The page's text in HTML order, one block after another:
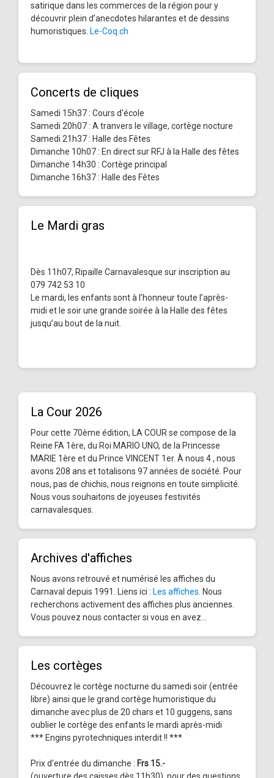
satirique dans les commerces de la région pour y
découvrir plein d’anecdotes hilarantes et de dessins
humoristiques. Le-Coq.ch
Concerts de cliques
Samedi 15h37 : Cours d'école
Samedi 20h07 : A tranvers le village, cortège nocture
Samedi 21h37 : Halle des Fêtes
Dimanche 10h07 : En direct sur RFJ à la Halle des fêtes
Dimanche 14h30 : Cortège principal
Dimanche 16h37 : Halle des Fêtes
Le Mardi gras
Dès 11h07, Ripaille Carnavalesque sur inscription au
079 742 53 10
Le mardi, les enfants sont à l’honneur toute l’après-
midi et le soir une grande soirée à la Halle des fêtes
jusqu’au bout de la nuit.
La Cour 2026
Pour cette 70ème édition, LA COUR se compose de la
Reine FA 1ère, du Roi MARIO UNO, de la Princesse
MARIE 1ère et du Prince VINCENT 1er. À nous 4 , nous
avons 208 ans et totalisons 97 années de société. Pour
nous, pas de chichis, nous reignons en toute simplicité.
Nous vous souhaitons de joyeuses festivités
carnavalesques.
Archives d'affiches
Nous avons retrouvé et numérisé les affiches du
Carnaval depuis 1991. Liens ici : Les affiches . Nous
recherchons activement des affiches plus anciennes.
Vous pouvez nous contacter si vous en avez...
Les cortèges
Découvrez le cortège nocturne du samedi soir (entrée
libre) ainsi que le grand cortège humoristique du
dimanche avec plus de 20 chars et 10 guggens, sans
oublier le cortège des enfants le mardi après-midi
*** Engins pyrotechniques interdit !! ***
Prix d'entrée du dimanche : Frs 15.-